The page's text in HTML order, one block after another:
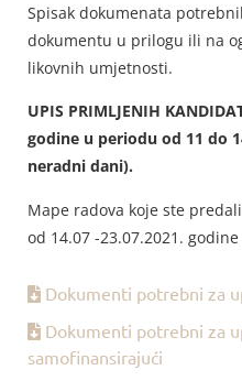
Spisak dokumenata
dokumentu u prilogu ili na
likovnih umjetnosti.
UPIS PRIMLJENIH
godine u periodu od 11 do
neradni dani).
Mape radova koje ste
od 14.07 -23.07.2021.
Dokumenti potrebni za
Dokumenti potrebni za
samofinansirajući